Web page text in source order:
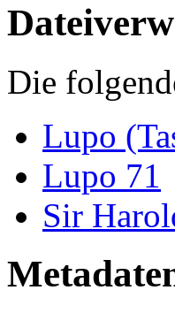
Die
Lupo
Lupo 71
Sir